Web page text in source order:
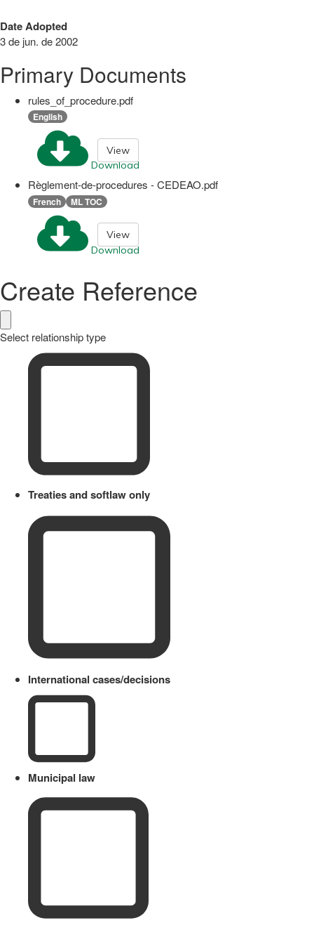
Date Adopted
3 de jun. de 2002
Primary Documents
rules_of_procedure.pdf
English
Download
View
Règlement-de-procedures - CEDEAO.pdf
French ML TOC
Download
View
Create Reference
Select relationship type
Treaties and softlaw only
International cases/decisions
Municipal law